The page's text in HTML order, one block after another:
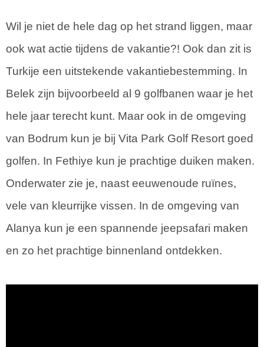
Wil je niet de hele dag op het strand liggen, maar
ook wat actie tijdens de vakantie?! Ook dan zit is
Turkije een uitstekende vakantiebestemming. In
Belek zijn bijvoorbeeld al 9 golfbanen waar je het
hele jaar terecht kunt. Maar ook in de omgeving
van Bodrum kun je bij Vita Park Golf Resort goed
golfen. In Fethiye kun je prachtige duiken maken.
Onderwater zie je, naast eeuwenoude ruïnes,
vele van kleurrijke vissen. In de omgeving van
Alanya kun je een spannende jeepsafari maken
en zo het prachtige binnenland ontdekken.